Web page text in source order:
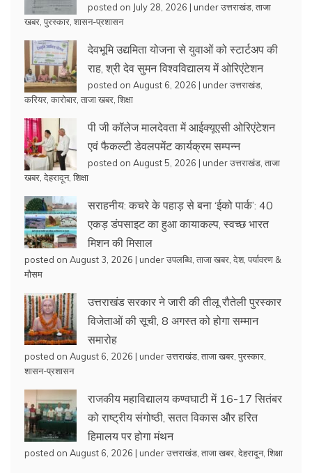
posted on July 28, 2026 | underउत्तराखंड ताजा
खबर पुरस्कार शासन-प्रशासन
देवभूमि उद्यमिता योजना से युवाओं को स्टार्टअप की
राह, श्री देव सुमन विश्वविद्यालय में ओरिएंटेशन
posted on August 6, 2026 | underउत्तराखंड
करियर कारोबार ताजा खबर शिक्षा
पी जी कॉलेज मालदेवता में आईक्यूएसी ओरिएंटेशन
एवं फैकल्टी डेवलपमेंट कार्यक्रम सम्पन्न
posted on August 5, 2026 | underउत्तराखंड ताजा
खबर देहरादून, शिक्षा
सराहनीय: कचरे के पहाड़ से बना ‘ईको पार्क’: 40
एकड़ डंपसाइट का हुआ कायाकल्प, स्वच्छ भारत
मिशन की मिसाल
posted on August 3, 2026 | underउपलब्धि ताजा खबर देश, पर्यावरण &
मौसम
उत्तराखंड सरकार ने जारी की तीलू रौतेली पुरस्कार
विजेताओं की सूची, 8 अगस्त को होगा सम्मान
समारोह
posted on August 6, 2026 | underउत्तराखंड ताजा खबर पुरस्कार
शासन-प्रशासन
राजकीय महाविद्यालय कण्वघाटी में 16-17 सितंबर
को राष्ट्रीय संगोष्ठी, सतत विकास और हरित
हिमालय पर होगा मंथन
posted on August 6, 2026 | underउत्तराखंड ताजा खबर देहरादून, शिक्षा